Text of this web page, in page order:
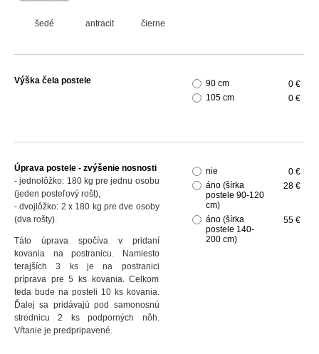
šedé antracit čierne
Výška čela postele 90 cm
0 €
105 cm
0 €
Úprava postele - zvýšenie nosnosti
- jednolôžko: 180 kg pre jednu osobu
(jeden posteľový rošt),
- dvojlôžko: 2 x 180 kg pre dve osoby
(dva rošty).
Táto úprava spočíva v pridaní
kovania na postranicu. Namiesto
terajších 3 ks je na postranici
príprava pre 5 ks kovania. Celkom
teda bude na posteli 10 ks kovania.
Ďalej sa pridávajú pod samonosnú
strednicu 2 ks podporných nôh.
Vŕtanie je predpripavené.
nie
0 €
áno (šírka
postele 90-120
cm)
28 €
áno (šírka
postele 140-
200 cm)
55 €